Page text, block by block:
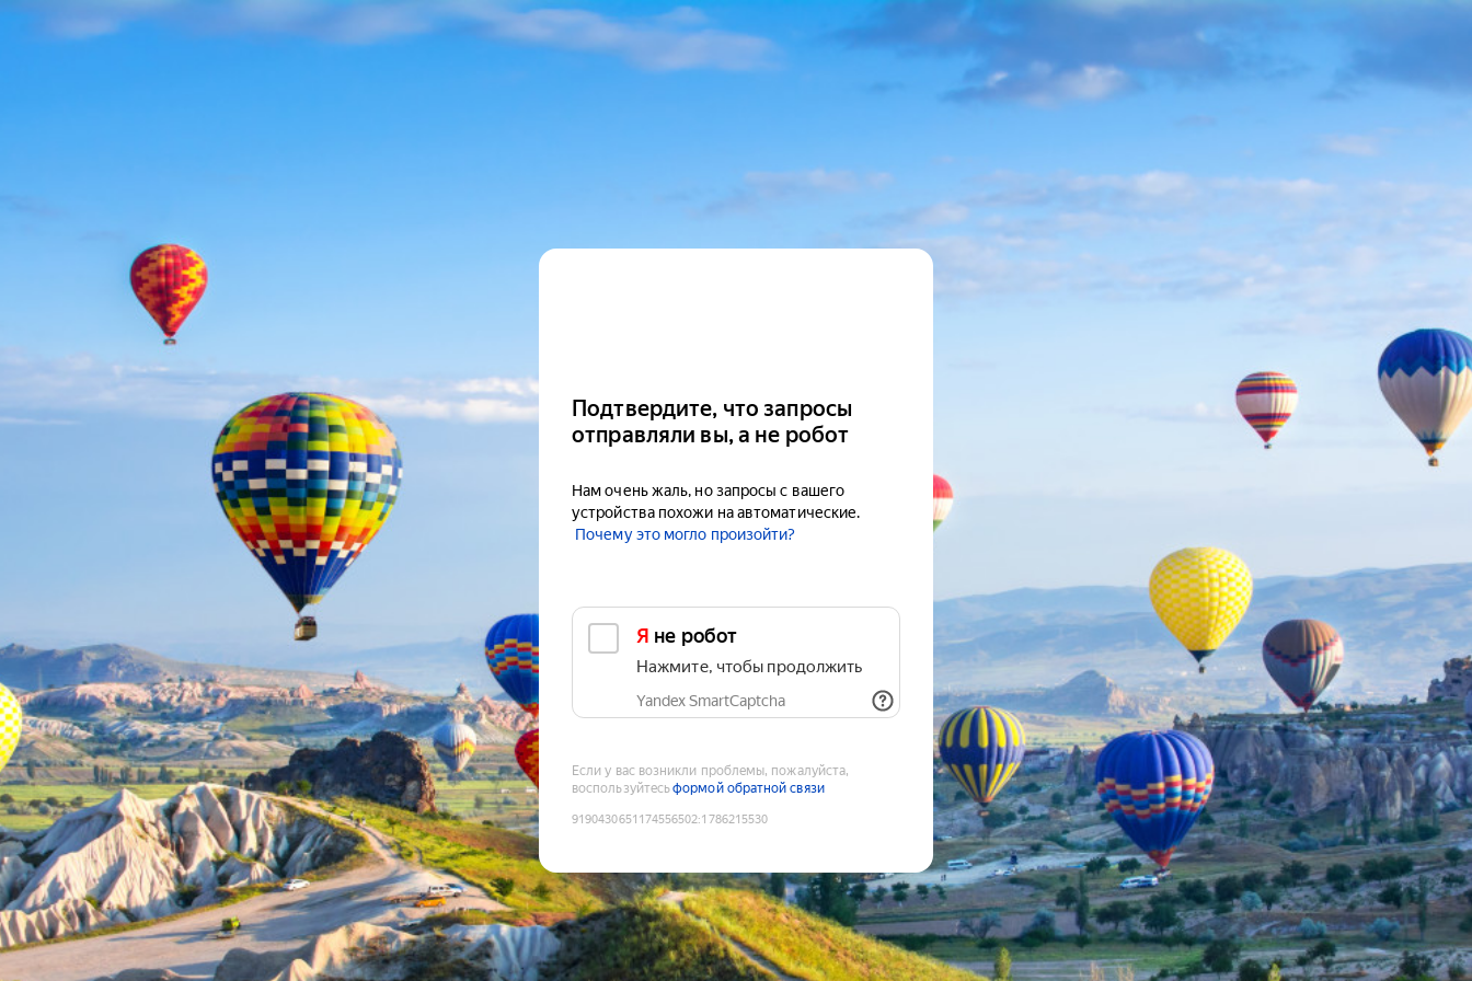
Подтвердите, что запросы
отправляли вы, а не робот
Нам очень жаль, но запросы с вашего
устройства похожи на автоматические.
Почему это могло произойти?
Я не робот
Нажмите, чтобы продолжить
Yandex SmartCaptcha
Если у вас возникли проблемы, пожалуйста,
воспользуйтесьформой обратной связи
9190430651174556502:1786215530